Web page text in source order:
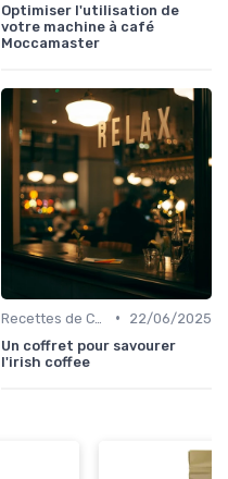
Optimiser l'utilisation de
votre machine à café
Moccamaster
•
22/06/2025
Un coffret pour savourer
l'irish coffee